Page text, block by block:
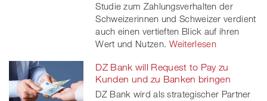
Studie zum Zahlungsverhalten der
Schweizerinnen und Schweizer verdient
auch einen vertieften Blick auf ihren
Wert und Nutzen. Weiterlesen
DZ Bank will Request to Pay zu
Kunden und zu Banken bringen
DZ Bank wird als strategischer Partner